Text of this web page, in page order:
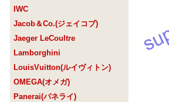
IWC
Jacob＆Co.(ジェイコブ)
Jaeger LeCoultre
Lamborghini
LouisVuitton(ルイヴィトン)
OMEGA(オメガ)
Panerai(パネライ)